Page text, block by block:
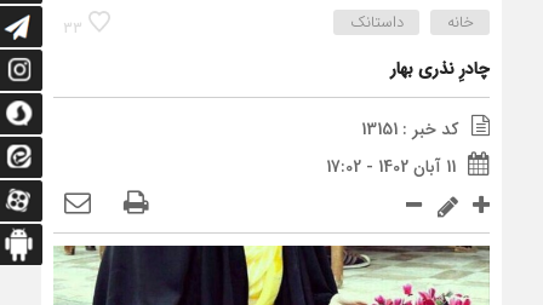
33 خانه داستانک
چادرِ نذری بهار
کد خبر : 13151
11 آبان 1402 - 17:02